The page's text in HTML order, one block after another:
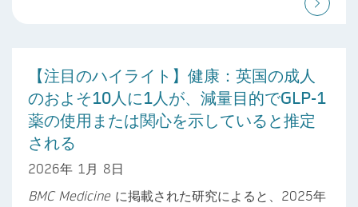
【注目のハイライト】健康：英国の成人
のおよそ10人に1人が、減量目的でGLP-1
薬の使用または関心を示していると推定
される
2026年 1月 8日
BMC Medicine に掲載された研究によると、2025年